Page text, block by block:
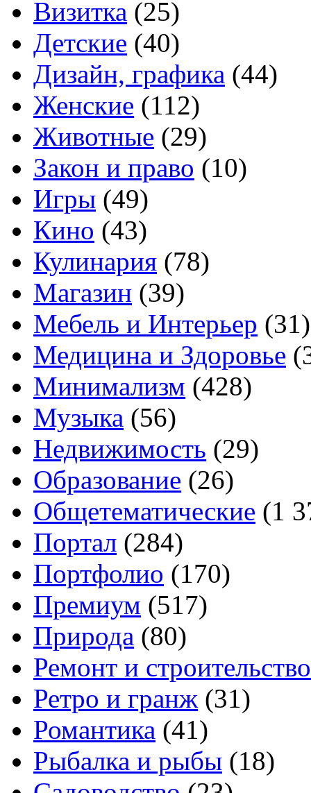
Визитка (25)
Детские (40)
Дизайн, графика (44)
Женские (112)
Животные (29)
Закон и право (10)
Игры (49)
Кино (43)
Кулинария (78)
Магазин (39)
Мебель и Интерьер (31)
Медицина и Здоровье
Минимализм (428)
Музыка (56)
Недвижимость (29)
Образование (26)
Общетематические (1
Портал (284)
Портфолио (170)
Премиум (517)
Природа (80)
Ремонт и строительство
Ретро и гранж (31)
Романтика (41)
Рыбалка и рыбы (18)